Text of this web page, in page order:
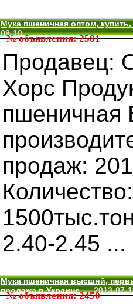
№ объявления: 2581
Мука пшеничная оптом,
09-10
Продавец:
Хорс
пшеничная
продаж:
Количество:
2.40-2.45 ...
№ объявления: 2450
Мука пшеничная высший,
продажа,в Украине
2013-07-